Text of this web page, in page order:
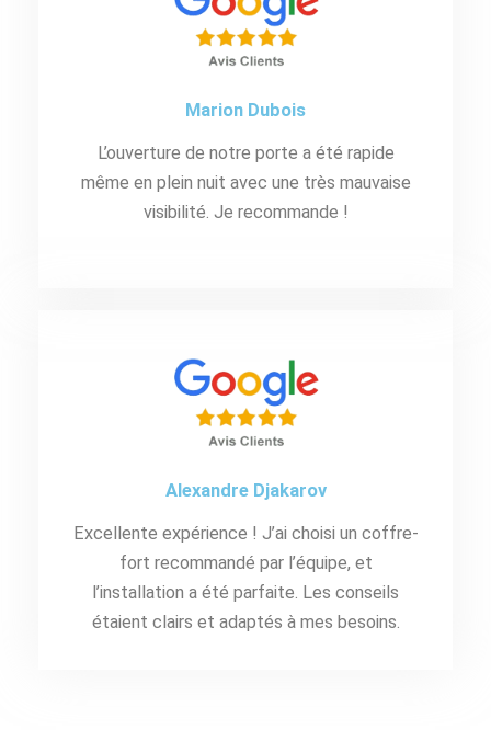
Marion Dubois
L’ouverture de notre porte a été rapide
même en plein nuit avec une très mauvaise
visibilité. Je recommande !
Alexandre Djakarov
Excellente expérience ! J’ai choisi un coffre-
fort recommandé par l’équipe, et
l’installation a été parfaite. Les conseils
étaient clairs et adaptés à mes besoins.